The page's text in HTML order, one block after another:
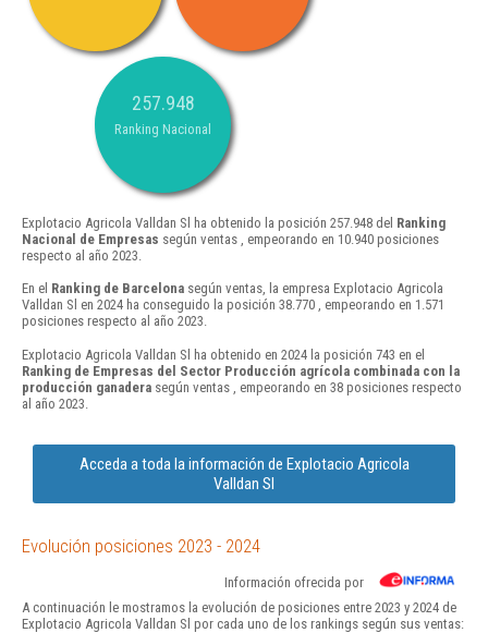
257.948
Ranking Nacional
Explotacio Agricola Valldan Sl ha obtenido la posición 257.948 del Ranking
Nacional de Empresas según ventas , empeorando en 10.940 posiciones
respecto al año 2023.
En el Ranking de Barcelona según ventas, la empresa Explotacio Agricola
Valldan Sl en 2024 ha conseguido la posición 38.770 , empeorando en 1.571
posiciones respecto al año 2023.
Explotacio Agricola Valldan Sl ha obtenido en 2024 la posición 743 en el
Ranking de Empresas del Sector Producción agrícola combinada con la
producción ganadera según ventas , empeorando en 38 posiciones respecto
al año 2023.
Acceda a toda la información de Explotacio Agricola
Valldan Sl
Evolución posiciones 2023 - 2024
Información ofrecida por
A continuación le mostramos la evolución de posiciones entre 2023 y 2024 de
Explotacio Agricola Valldan Sl por cada uno de los rankings según sus ventas: